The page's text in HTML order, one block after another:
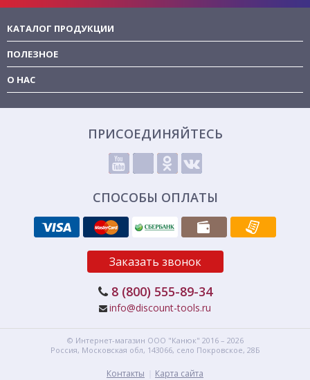
КАТАЛОГ ПРОДУКЦИИ
ПОЛЕЗНОЕ
О НАС
ПРИСОЕДИНЯЙТЕСЬ
СПОСОБЫ ОПЛАТЫ
Заказать звонок
8 (800) 555-89-34
info@discount-tools.ru
© Интернет-магазин ООО "Канюк" 2016 – 2026
Россия, Московская обл, 143066, село Покровское, 28Б
Контакты Карта сайта